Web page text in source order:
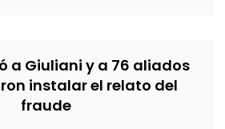
a Giuliani y a 76 aliados
instalar el relato del
fraude